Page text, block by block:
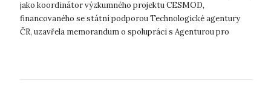
výzkum CESMOD
jako koordinátor výzkumného projektu CESMOD,
financovaného se státní podporou Technologické agentury
ČR, uzavřela memorandum o spolupráci s Agenturou pro